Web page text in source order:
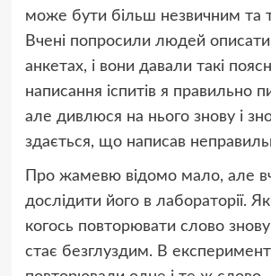
може бути більш незвичним та
Вчені попросили людей
анкетах, і вони давали такі
написання іспитів я правильно
але дивлюся на нього знову і
здається, що написав
Про жамевю відомо мало, але
дослідити його в лабораторії.
когось повторювати слово знову
стає безглуздим. В